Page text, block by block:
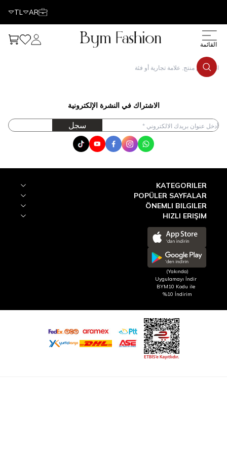
AR
TL
حسابيمفضلتيعربتي
الاشتراك في النشرة الإلكترونية
سجل
WhatsApp
Instagram
Facebook
Youtube
Tik Tok
KATEGORILER
POPÜLER SAYFALAR
ÖNEMLI BILGILER
HIZLI ERIŞIM
Uygulamayı İndir
BYM10 Kodu ile
%10 İndirim